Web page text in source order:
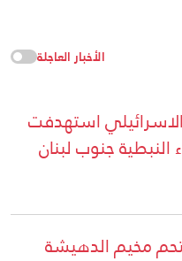
الأخبار العاجلة
استهدفت
جنوب لبنان
مخيم الدهيشة